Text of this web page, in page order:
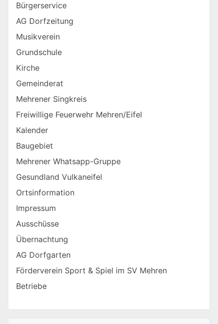
Bürgerservice
AG Dorfzeitung
Musikverein
Grundschule
Kirche
Gemeinderat
Mehrener Singkreis
Freiwillige Feuerwehr Mehren/Eifel
Kalender
Baugebiet
Mehrener Whatsapp-Gruppe
Gesundland Vulkaneifel
Ortsinformation
Impressum
Ausschüsse
Übernachtung
AG Dorfgarten
Förderverein Sport & Spiel im SV Mehren
Betriebe